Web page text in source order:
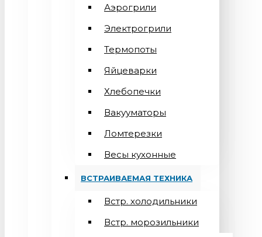
Аэрогрили
Электрогрили
Термопоты
Яйцеварки
Хлебопечки
Вакууматоры
Ломтерезки
Весы кухонные
ВСТРАИВАЕМАЯ ТЕХНИКА
Встр. холодильники
Встр. морозильники